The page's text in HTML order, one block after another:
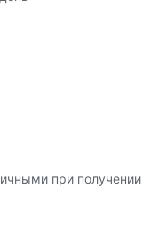
при получении